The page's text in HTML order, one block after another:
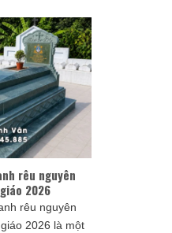
rêu nguyên
2026
rêu nguyên
2026 là một